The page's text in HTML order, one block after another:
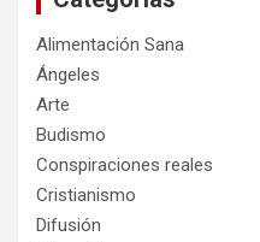
Alimentación Sana
Ángeles
Arte
Budismo
Conspiraciones reales
Cristianismo
Difusión